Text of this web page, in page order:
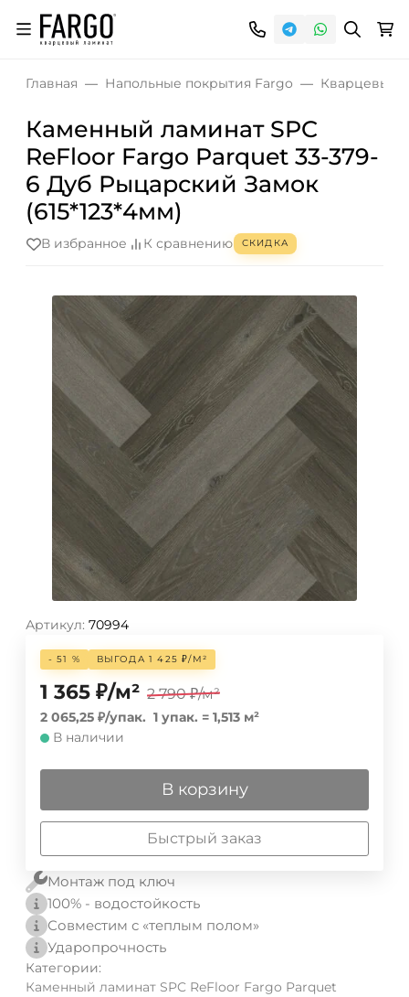
Главная Напольные покрытия Fargo Кварцевый
Каменный ламинат SPC
ReFloor Fargo Parquet 33-379-
6 Дуб Рыцарский Замок
(615*123*4мм)
В избранное К сравнению СКИДКА
Артикул: 70994
- 51 % ВЫГОДА 1 425 ₽/М²
1 365 ₽/м² 2 790 ₽/м²
2 065,25 ₽/упак. 1 упак. = 1,513 м²
В наличии
В корзину
Быстрый заказ
Монтаж под ключ
100% - водостойкость
Совместим с «теплым полом»
Ударопрочность
Категории:
Каменный ламинат SPC ReFloor Fargo Parquet